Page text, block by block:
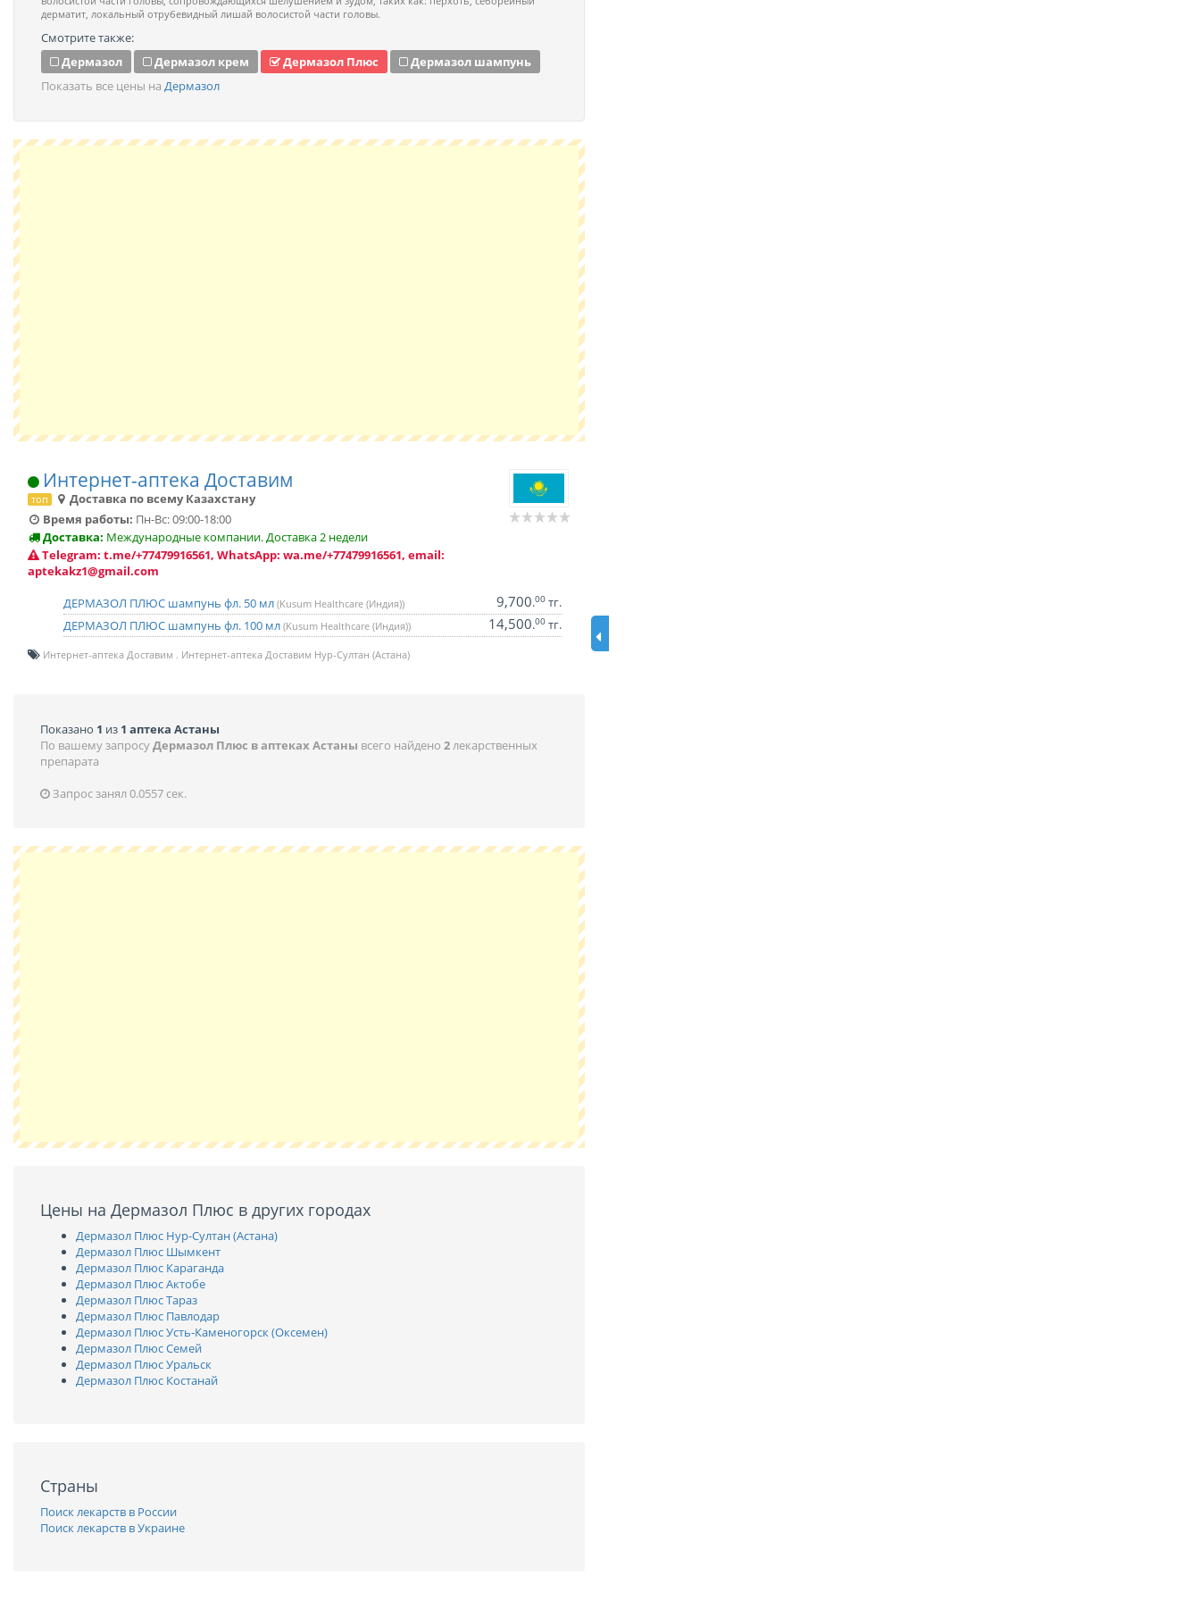
дерматит, локальный отрубевидный лишай волосистой части головы.
Смотрите также:
Дермазол
Дермазол крем Дермазол Плюс
Дермазол шампунь
Показать все цены на Дермазол
Интернет-аптека Доставим
топ
Доставка по всему Казахстану
Время работы: Пн-Вс: 09:00-18:00
Доставка: Международные компании. Доставка 2 недели
Telegram: t.me/+77479916561, WhatsApp: wa.me/+77479916561, email:
aptekakz1@gmail.com
ДЕРМАЗОЛ ПЛЮС шампунь фл. 50 мл (Kusum Healthcare (Индия)) 9,700.00тг.
ДЕРМАЗОЛ ПЛЮС шампунь фл. 100 мл (Kusum Healthcare (Индия)) 14,500.00тг.
Интернет-аптека Доставим Интернет-аптека Доставим Нур-Султан (Астана)
Показано 1 из 1 аптека Астаны
По вашему запросуДермазол Плюс в аптеках Астаны всего найдено 2лекарственных
препарата
Запрос занял 0.0557 сек.
Цены на Дермазол Плюс в других городах
Дермазол Плюс Нур-Султан (Астана)
Дермазол Плюс Шымкент
Дермазол Плюс Караганда
Дермазол Плюс Актобе
Дермазол Плюс Тараз
Дермазол Плюс Павлодар
Дермазол Плюс Усть-Каменогорск (Оксемен)
Дермазол Плюс Семей
Дермазол Плюс Уральск
Дермазол Плюс Костанай
Страны
Поиск лекарств в России
Поиск лекарств в Украине